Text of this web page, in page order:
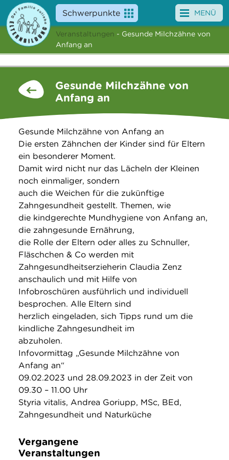
Schwerpunkte
Angebote
News
Über uns
Suche
MENÜ
Veranstaltungen - Gesunde Milchzähne von
Anfang an
Gesunde Milchzähne von
Anfang an
Gesunde Milchzähne von Anfang an
Die ersten Zähnchen der Kinder sind für Eltern
ein besonderer Moment.
Damit wird nicht nur das Lächeln der Kleinen
noch einmaliger, sondern
auch die Weichen für die zukünftige
Zahngesundheit gestellt. Themen, wie
die kindgerechte Mundhygiene von Anfang an,
die zahngesunde Ernährung,
die Rolle der Eltern oder alles zu Schnuller,
Fläschchen & Co werden mit
Zahngesundheitserzieherin Claudia Zenz
anschaulich und mit Hilfe von
Infobroschüren ausführlich und individuell
besprochen. Alle Eltern sind
herzlich eingeladen, sich Tipps rund um die
kindliche Zahngesundheit im
abzuholen.
Infovormittag „Gesunde Milchzähne von
Anfang an“
09.02.2023 und 28.09.2023 in der Zeit von
09.30 – 11.00 Uhr
Styria vitalis, Andrea Goriupp, MSc, BEd,
Zahngesundheit und Naturküche
Vergangene
Veranstaltungen